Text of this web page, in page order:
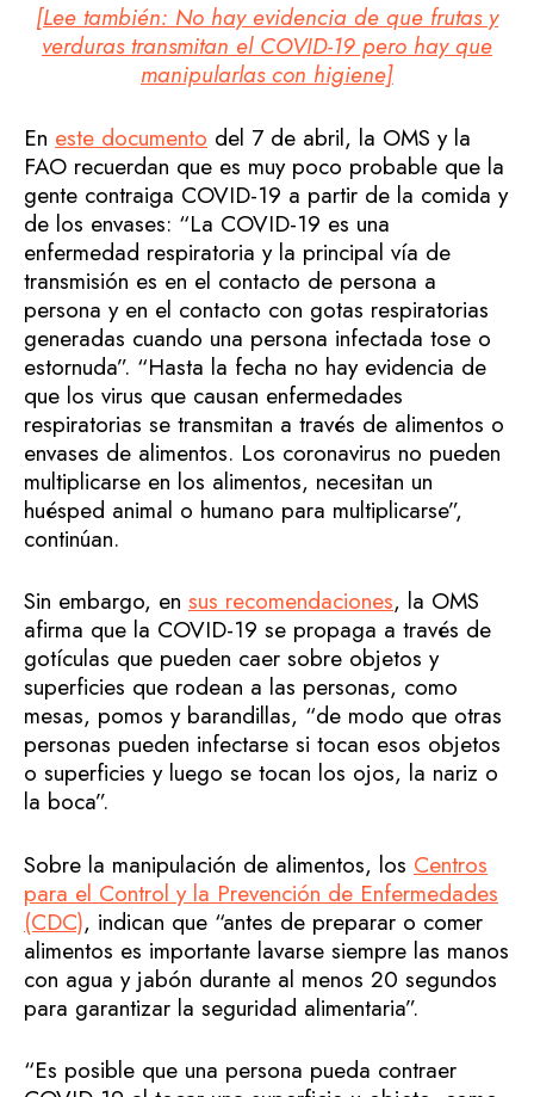
[Lee también: No hay evidencia de que frutas y
verduras transmitan el COVID-19 pero hay que
manipularlas con higiene]
En este documento del 7 de abril, la OMS y la
FAO recuerdan que es muy poco probable que la
gente contraiga COVID-19 a partir de la comida y
de los envases: “La COVID-19 es una
enfermedad respiratoria y la principal vía de
transmisión es en el contacto de persona a
persona y en el contacto con gotas respiratorias
generadas cuando una persona infectada tose o
estornuda”. “Hasta la fecha no hay evidencia de
que los virus que causan enfermedades
respiratorias se transmitan a través de alimentos o
envases de alimentos. Los coronavirus no pueden
multiplicarse en los alimentos, necesitan un
huésped animal o humano para multiplicarse”,
continúan.
Sin embargo, en sus recomendaciones, la OMS
afirma que la COVID-19 se propaga a través de
gotículas que pueden caer sobre objetos y
superficies que rodean a las personas, como
mesas, pomos y barandillas, “de modo que otras
personas pueden infectarse si tocan esos objetos
o superficies y luego se tocan los ojos, la nariz o
la boca”.
Sobre la manipulación de alimentos, los Centros
para el Control y la Prevención de Enfermedades
(CDC), indican que “antes de preparar o comer
alimentos es importante lavarse siempre las manos
con agua y jabón durante al menos 20 segundos
para garantizar la seguridad alimentaria”.
“Es posible que una persona pueda contraer